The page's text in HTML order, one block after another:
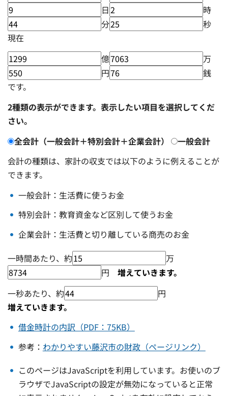
日
時
分
秒
現在
億
万
円
銭
です。
2種類の表示ができます。表示したい項目を選択してくだ
さい。
全会計（一般会計＋特別会計＋企業会計）
一般会計
会計の種類は、家計の収支では以下のように例えることが
できます。
一般会計：生活費に使うお金
特別会計：教育資金など区別して使うお金
企業会計：生活費と切り離している商売のお金
一時間あたり、約
万
円
一秒あたり、約
円
借金時計の内訳（PDF：75KB）
参考： わかりやすい藤沢市の財政（ページリンク）
このページはJavaScriptを利用しています。お使いのブ
ラウザでJavaScriptの設定が無効になっていると正常